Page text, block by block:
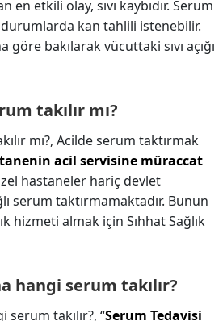
en etkili olay, sıvı kaybıdır. Serum
durumlarda kan tahlili istenebilir.
göre bakılarak vücuttaki sıvı açığı
takılır mı?
mı?, Acilde serum taktırmak
acil servisine müraccat
hastaneler hariç devlet
serum taktırmamaktadır. Bunun
hizmeti almak için Sıhhat Sağlık
hangi serum takılır?
serum takılır?, “Serum Tedavisi